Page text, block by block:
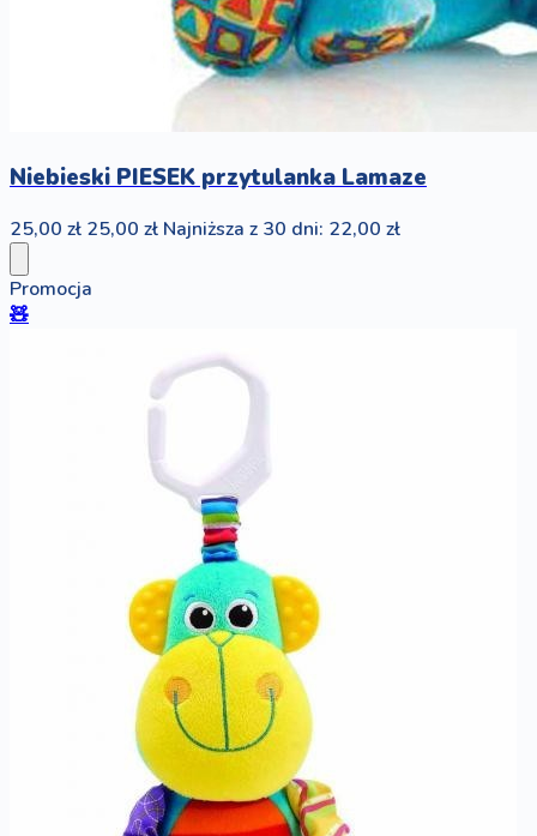
Niebieski PIESEK przytulanka Lamaze
25,00 zł 25,00 zł Najniższa z 30 dni: 22,00 zł
Promocja
🧸